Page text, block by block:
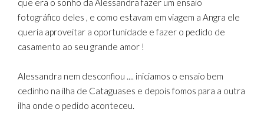
que era o sonho da Alessandra fazer um ensaio
fotográfico deles , e como estavam em viagem a Angra ele
queria aproveitar a oportunidade e fazer o pedido de
casamento ao seu grande amor !
Alessandra nem desconfiou .... iniciamos o ensaio bem
cedinho na ilha de Cataguases e depois fomos para a outra
ilha onde o pedido aconteceu.